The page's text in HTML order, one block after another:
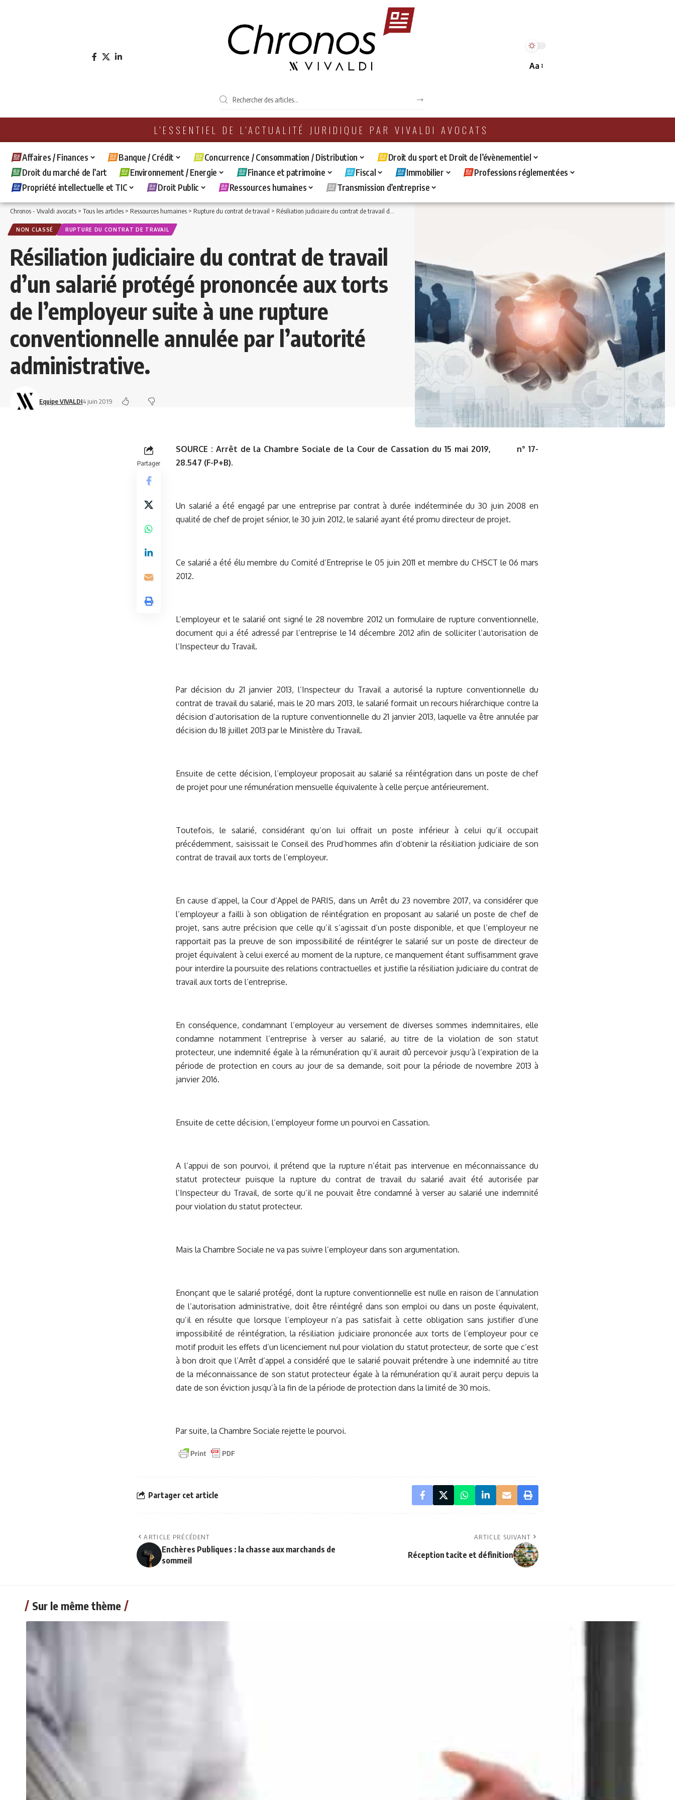
Aa
L'ESSENTIEL DE L'ACTUALITÉ JURIDIQUE PAR VIVALDI AVOCATS
Affaires / Finances Banque / Crédit Concurrence / Consommation / Distribution
Droit du sport et Droit de l’évènementiel
Droit du marché de l’art
Environnement / Energie Finance et patrimoine Fiscal Immobilier
Professions réglementées
Propriété intellectuelle et TIC
Droit Public Ressources humaines Transmission d’entreprise
Chronos - Vivaldi avocats > Tous les articles > Ressources humaines > Rupture du contrat de travail > Résiliation judiciaire du contrat de travail d’un salarié protégé prononcée aux torts de l’employeur suite à une rupture conventionnelle annulée par l’autorité administrative.
NON CLASSÉ RUPTURE DU CONTRAT DE TRAVAIL
Résiliation judiciaire du contrat de travail
d’un salarié protégé prononcée aux torts
de l’employeur suite à une rupture
conventionnelle annulée par l’autorité
administrative.
Equipe VIVALDI4 juin 2019
Partager
SOURCE : Arrêt de la Chambre Sociale de la Cour de Cassation du 15 mai 2019, n° 17-
28.547 (F-P+B).
Un salarié a été engagé par une entreprise par contrat à durée indéterminée du 30 juin 2008 en
qualité de chef de projet sénior, le 30 juin 2012, le salarié ayant été promu directeur de projet.
Ce salarié a été élu membre du Comité d’Entreprise le 05 juin 2011 et membre du CHSCT le 06 mars
2012.
L’employeur et le salarié ont signé le 28 novembre 2012 un formulaire de rupture conventionnelle,
document qui a été adressé par l’entreprise le 14 décembre 2012 afin de solliciter l’autorisation de
l’Inspecteur du Travail.
Par décision du 21 janvier 2013, l’Inspecteur du Travail a autorisé la rupture conventionnelle du
contrat de travail du salarié, mais le 20 mars 2013, le salarié formait un recours hiérarchique contre la
décision d’autorisation de la rupture conventionnelle du 21 janvier 2013, laquelle va être annulée par
décision du 18 juillet 2013 par le Ministère du Travail.
Ensuite de cette décision, l’employeur proposait au salarié sa réintégration dans un poste de chef
de projet pour une rémunération mensuelle équivalente à celle perçue antérieurement.
Toutefois, le salarié, considérant qu’on lui offrait un poste inférieur à celui qu’il occupait
précédemment, saisissait le Conseil des Prud’hommes afin d’obtenir la résiliation judiciaire de son
contrat de travail aux torts de l’employeur.
En cause d’appel, la Cour d’Appel de PARIS, dans un Arrêt du 23 novembre 2017, va considérer que
l’employeur a failli à son obligation de réintégration en proposant au salarié un poste de chef de
projet, sans autre précision que celle qu’il s’agissait d’un poste disponible, et que l’employeur ne
rapportait pas la preuve de son impossibilité de réintégrer le salarié sur un poste de directeur de
projet équivalent à celui exercé au moment de la rupture, ce manquement étant suffisamment grave
pour interdire la poursuite des relations contractuelles et justifie la résiliation judiciaire du contrat de
travail aux torts de l’entreprise.
En conséquence, condamnant l’employeur au versement de diverses sommes indemnitaires, elle
condamne notamment l’entreprise à verser au salarié, au titre de la violation de son statut
protecteur, une indemnité égale à la rémunération qu’il aurait dû percevoir jusqu’à l’expiration de la
période de protection en cours au jour de sa demande, soit pour la période de novembre 2013 à
janvier 2016.
Ensuite de cette décision, l’employeur forme un pourvoi en Cassation.
A l’appui de son pourvoi, il prétend que la rupture n’était pas intervenue en méconnaissance du
statut protecteur puisque la rupture du contrat de travail du salarié avait été autorisée par
l’Inspecteur du Travail, de sorte qu’il ne pouvait être condamné à verser au salarié une indemnité
pour violation du statut protecteur.
Mais la Chambre Sociale ne va pas suivre l’employeur dans son argumentation.
Enonçant que le salarié protégé, dont la rupture conventionnelle est nulle en raison de l’annulation
de l’autorisation administrative, doit être réintégré dans son emploi ou dans un poste équivalent,
qu’il en résulte que lorsque l’employeur n’a pas satisfait à cette obligation sans justifier d’une
impossibilité de réintégration, la résiliation judiciaire prononcée aux torts de l’employeur pour ce
motif produit les effets d’un licenciement nul pour violation du statut protecteur, de sorte que c’est
à bon droit que l’Arrêt d’appel a considéré que le salarié pouvait prétendre à une indemnité au titre
de la méconnaissance de son statut protecteur égale à la rémunération qu’il aurait perçu depuis la
date de son éviction jusqu’à la fin de la période de protection dans la limité de 30 mois.
Par suite, la Chambre Sociale rejette le pourvoi.
Partager cet article
ARTICLE PRÉCÉDENT
Enchères Publiques : la chasse aux marchands de
sommeil
ARTICLE SUIVANT
Réception tacite et définition
Sur le même thème